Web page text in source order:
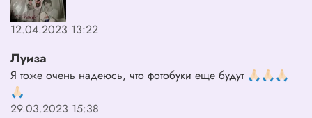
12.04.2023 13:22
Луиза
Я тоже очень надеюсь, что фотобуки еще будут 🙏🏻🙏🏻🙏🏻
🙏🏻
29.03.2023 15:38